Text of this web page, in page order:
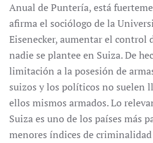
Anual de Puntería, está
afirma el sociólogo de la
Eisenecker, aumentar el control
nadie se plantee en Suiza. De
limitación a la posesión de
suizos y los políticos no suelen
ellos mismos armados. Lo
Suiza es uno de los países más
menores índices de